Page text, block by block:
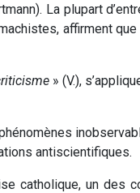
La plupart
affirment
» (V.),
antiscientifiques.
catholique, un des